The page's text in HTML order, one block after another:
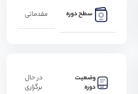
سطح دوره مقدماتی
وضعیت
دوره
در حال
برگزاری